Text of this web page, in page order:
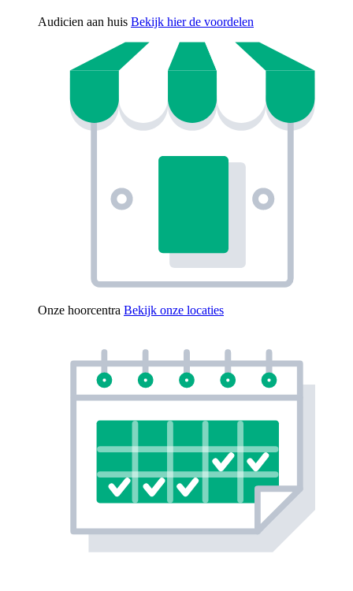
Audicien aan huis Bekijk hier de voordelen
Onze hoorcentra Bekijk onze locaties